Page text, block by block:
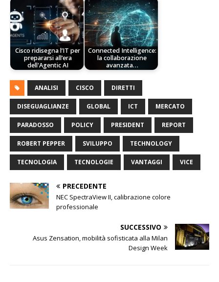
Cisco ridisegna l’IT per
prepararsi all’era
dell'Agentic AI
Connected Intelligence:
la collaborazione
avanzata…
ANALISI CISCO DIRETTI
DISEGUAGLIANZE GLOBAL ICT MERCATO
PARADOSSO POLICY PRESIDENT REPORT
ROBERT PEPPER SVILUPPO TECHNOLOGY
TECNOLOGIA TECNOLOGIE VANTAGGI VICE
PRECEDENTE
NEC SpectraView II, calibrazione colore
professionale
SUCCESSIVO
Asus Zensation, mobilità sofisticata alla Milan
Design Week